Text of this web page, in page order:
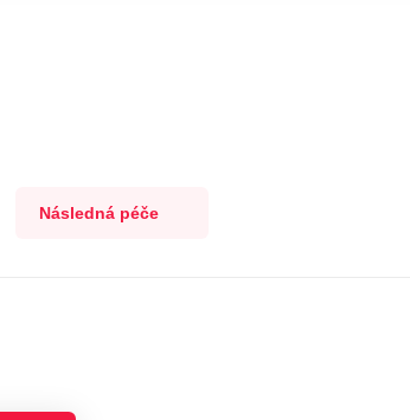
Následná péče